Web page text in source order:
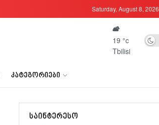
Saturday, August 8, 2026
19 °c
Tbilisi
ᲙᲐᲢᲔᲒᲝᲠᲘᲔᲑᲘ
საინტერესო